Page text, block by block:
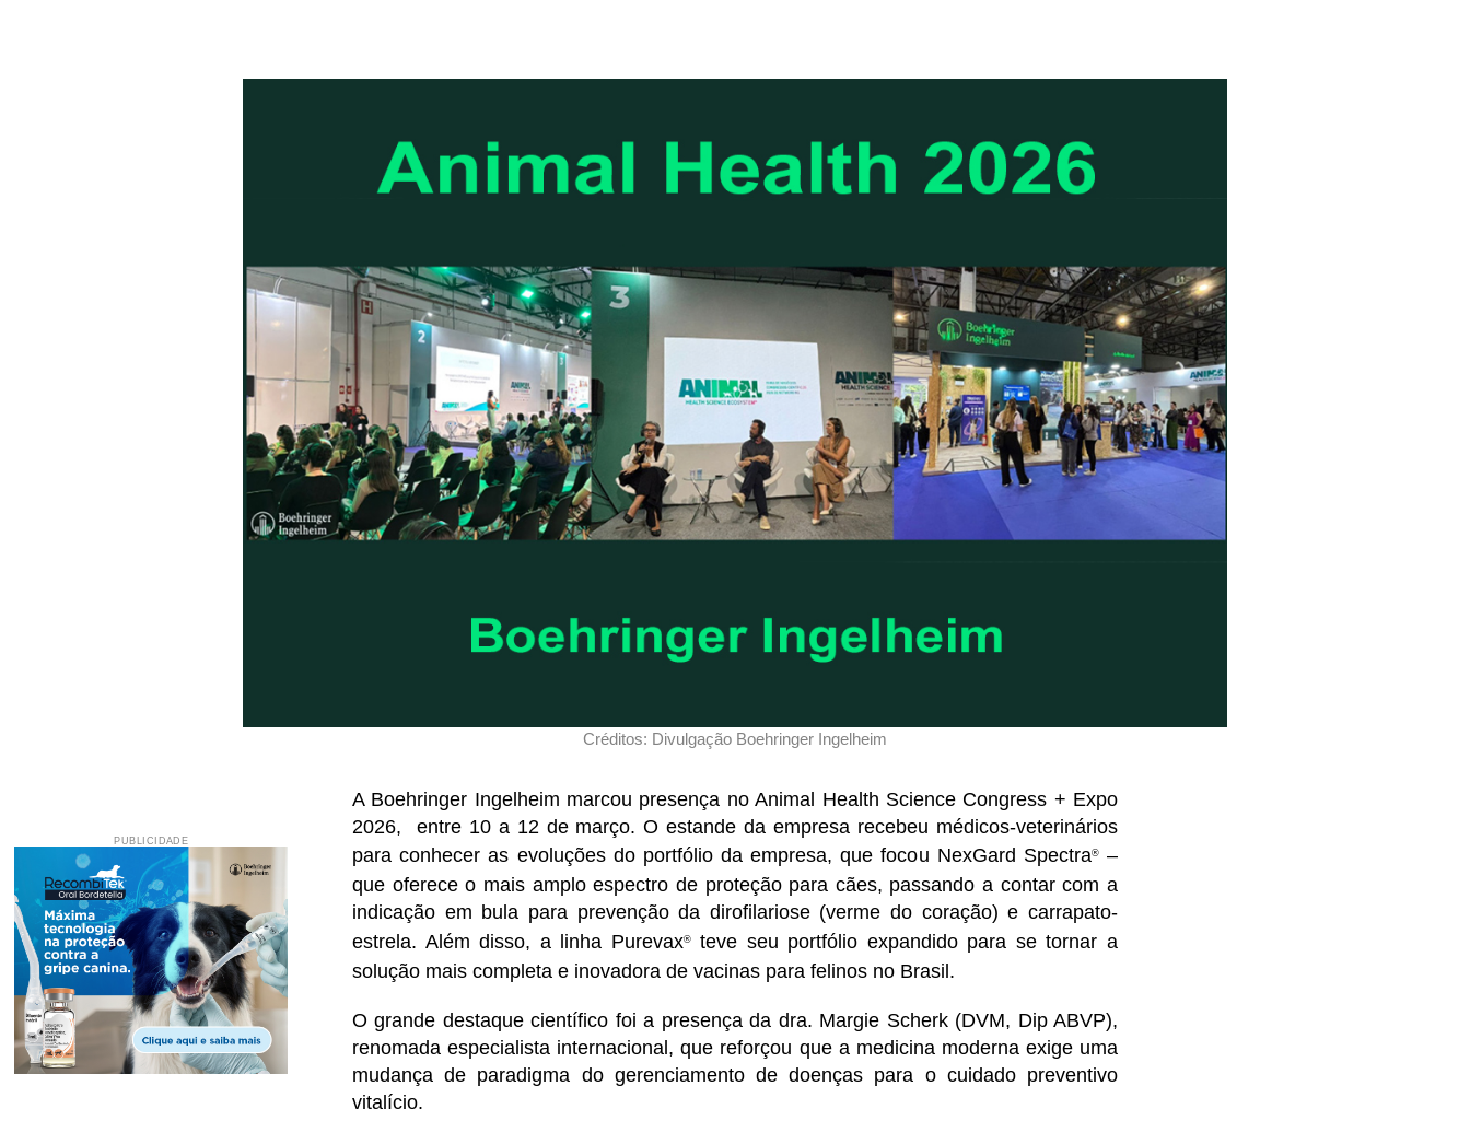
Créditos: Divulgação Boehringer Ingelheim
A Boehringer Ingelheim marcou presença no Animal Health Science Congress + Expo
2026,
entre 10 a 12 de março. O estande da empresa recebeu médicos-veterinários
para conhecer as evoluções do portfólio da empresa, que focou NexGard Spectra®–
que oferece o mais amplo espectro de proteção para cães, passando a contar com a
indicação em bula para prevenção da dirofilariose (verme do coração) e carrapato-
estrela. Além disso, a linha Purevax®teve seu portfólio expandido para se tornar a
solução mais completa e inovadora de vacinas para felinos no Brasil.
O grande destaque científico foi a presença da dra. Margie Scherk (DVM, Dip ABVP),
renomada especialista internacional, que reforçou que a medicina moderna exige uma
mudança de paradigma do gerenciamento de doenças para o cuidado preventivo
vitalício.
PUBLICIDADE